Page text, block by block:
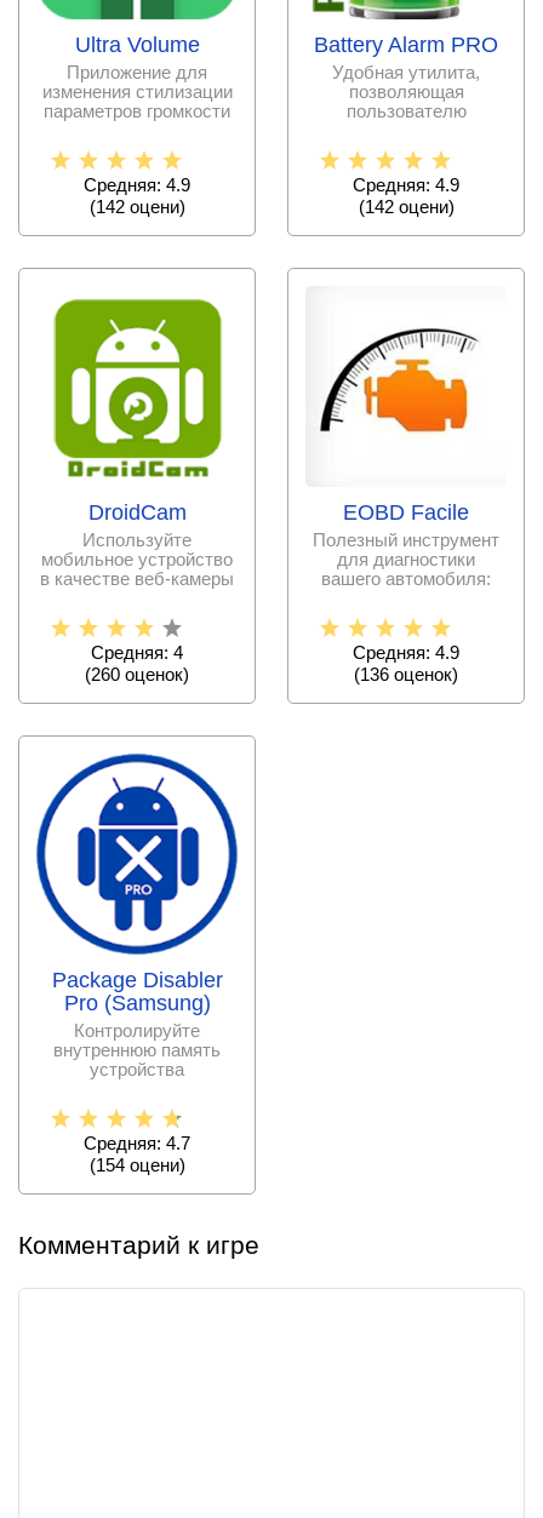
Ultra Volume
Приложение для
изменения стилизации
параметров громкости
смартфона,
Средняя: 4.9
(142оцени)
Battery Alarm PRO
Удобная утилита,
позволяющая
пользователю
уровень заряда на
своем
Средняя: 4.9
(142оцени)
DroidCam
Используйте
мобильное устройство
в качестве веб-камеры
скайпу и
Средняя: 4
(260 оценок)
EOBD Facile
Полезный инструмент
для диагностики
вашего автомобиля:
состояние
Средняя: 4.9
(136 оценок)
Package Disabler
Pro (Samsung)
Контролируйте
внутреннюю память
устройства
удаляя ненужные
Средняя: 4.7
(154оцени)
Комментарий к игре